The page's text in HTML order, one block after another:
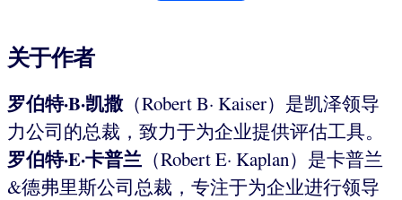
关于作者
罗伯特·B·凯撒（Robert B· Kaiser）是凯泽领导
力公司的总裁，致力于为企业提供评估工具。
罗伯特·E·卡普兰 （Robert E· Kaplan）是卡普兰
&德弗里斯公司总裁，专注于为企业进行领导